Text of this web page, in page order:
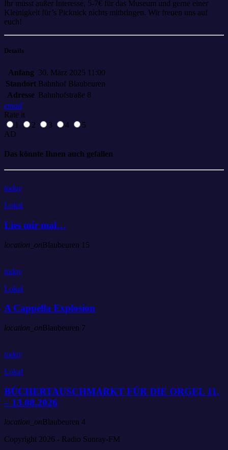
Ihr müsst außer Interesse, 5-7€ für das Museum und gerne einer
Kleinigkeit für’s Picknick nichts mitbringen. Wir freuen uns auf
euch!
Details
Anfang 30. März 2025 11:00
Standort Bahnhof Blaubeuren
Adresse Bahnhofstraße 8
email
Rate it
1
2 3 4
5
AD
Das könnte Ihnen auch gefallen
today
Lokal
Lies mir mal…
location_onBlaubeuren 15
today
Lokal
A Cappella Explosion
location_onBlaubeuren 7
today
Lokal
BÜCHERTAUSCHMARKT FÜR DIE ORGEL 11.
– 13.08.2026
location_onBlaubeuren 4
Copyright 2026 - Radio Sunray-FM